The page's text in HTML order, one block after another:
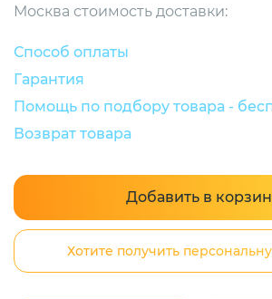
Москва стоимость доставки:
Способ оплаты
Гарантия
Помощь по подбору товара -
Возврат товара
Добавить в
Хотите получить